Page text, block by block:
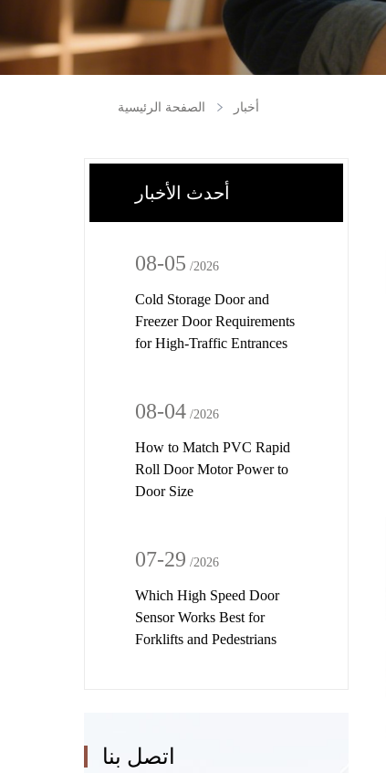
الصفحة الرئيسية أخبار
أحدث الأخبار
08-05 /2026
Cold Storage Door and
Freezer Door Requirements
for High-Traffic Entrances
08-04 /2026
How to Match PVC Rapid
Roll Door Motor Power to
Door Size
07-29 /2026
Which High Speed Door
Sensor Works Best for
Forklifts and Pedestrians
اتصل بنا